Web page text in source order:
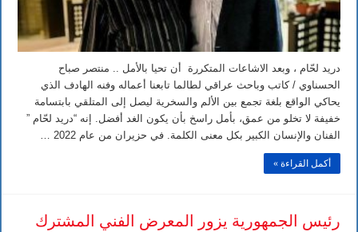
دريد لحّام ، وبعد الاشاعات المتكررة أن تحيا بالأمل .. منتصر صباح
الحسناوي / كاتب وباحث عراقي لطالما تابعنا أعماله وفنه الهادف الذي
يحاكي الواقع بلغة تجمع بين الألم والسخرية ليصل إلى المتلقي بابتسامة
خفيفة لا تخلو من عمق، بأمل راسخ بأن يكون الغد أفضل. إنه “دريد لحّام ”
الفنان والإنسان الكبير بكل معنى الكلمة. في حزيران من عام 2022 …
أكمل القراءة »
رئيس الجمهورية يزور المعرض الفني المشترك